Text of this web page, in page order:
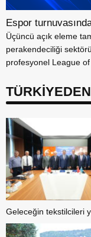
Espor
Üçüncü açık eleme
perakendeciliği
profesyonel League of
Geleceğin tekstilcileri